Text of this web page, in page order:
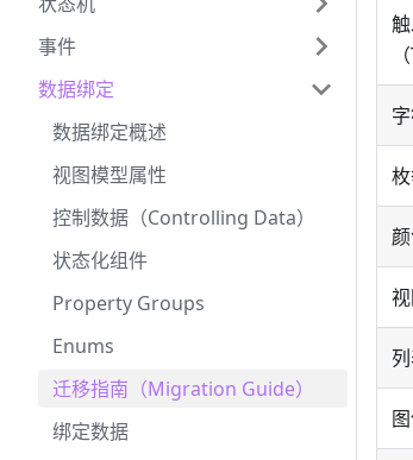
事件
数据绑定
数据绑定概述
视图模型属性
控制数据（Controlling Data）
状态化组件
Property Groups
Enums
迁移指南（Migration Guide）
绑定数据